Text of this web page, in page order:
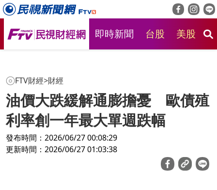
即時新聞 台股 美股
FTV財經>財經
油價大跌緩解通膨擔憂 歐債殖
利率創一年最大單週跌幅
發布時間：2026/06/27 00:08:29
更新時間：2026/06/27 01:03:38